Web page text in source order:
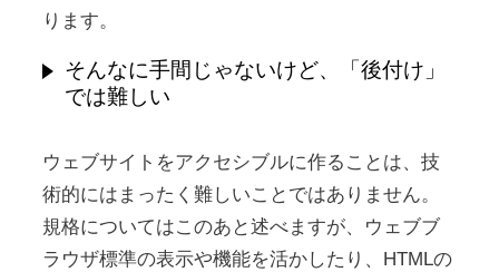
ります。
そんなに手間じゃないけど、「後付け」
では難しい
ウェブサイトをアクセシブルに作ることは、技
術的にはまったく難しいことではありません。
規格についてはこのあと述べますが、ウェブブ
ラウザ標準の表示や機能を活かしたり、HTMLの